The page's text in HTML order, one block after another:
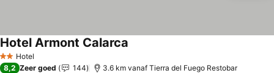
2 Sterren
Hotel
Hotel Armont Calarca
8,2 Zeer goed 144 3.6 km vanaf Tierra del Fuego Restobar